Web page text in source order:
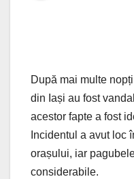
După mai multe
din Iași au fost
acestor fapte a fost
Incidentul a avut loc
orașului, iar
considerabile.